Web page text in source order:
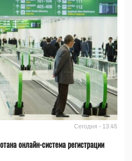
Сегодня - 13:45
онлайн-система регистрации